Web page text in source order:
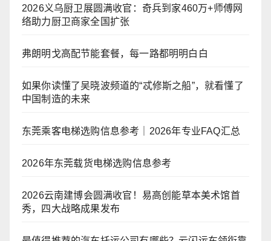
2026义乌厨卫展圆满收官：奇兵到家460万+师傅网
络助力厨卫商家全国扩张
弗朗明戈高配节能套餐，每一路都明明白白
如果你读懂了吴晓波频道的“忒修斯之船”，就看懂了
中国制造的未来
东莞乘客电梯选购信息参考｜2026年专业FAQ汇总
2026年东莞载货电梯选购信息参考
2026云南建博会圆满收官！易高创能草本美术馆首
秀，四大战略成果发布